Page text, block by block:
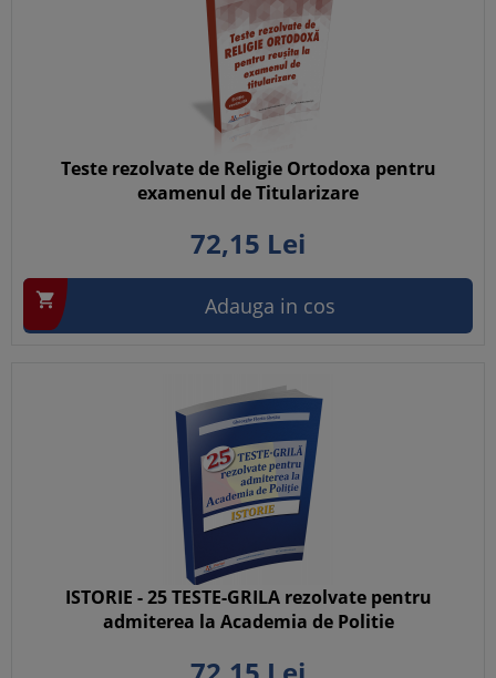
Teste rezolvate de Religie Ortodoxa pentru
examenul de Titularizare
72,15 Lei
 Adauga in cos
ISTORIE - 25 TESTE-GRILA rezolvate pentru
admiterea la Academia de Politie